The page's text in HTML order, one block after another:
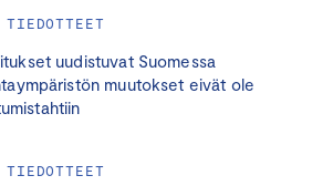
uudistuvat Suomessa
muutokset eivät ole